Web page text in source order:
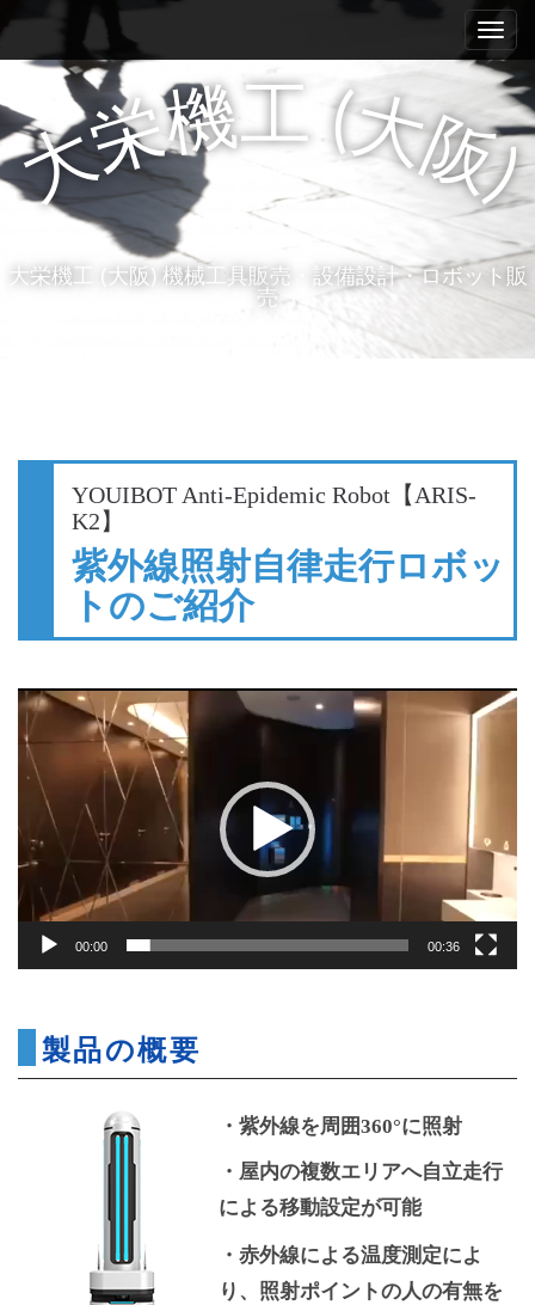
M
a
n
m
e
n
k
i
t
o
c 大栄機工 (大阪
)
大栄機工 (大阪) 機械工具販売・設備設計・ロボット販
売
YOUIBOT Anti-Epidemic Robot【ARIS-
K2】
紫外線照射⾃律⾛⾏ロボッ
トのご紹介
動
画
プ
ヤ
00:00 00:36
製品の概要
・紫外線を周囲360°に照射
・屋内の複数エリアへ自立走行
による移動設定が可能
・赤外線による温度測定によ
り、照射ポイントの人の有無を